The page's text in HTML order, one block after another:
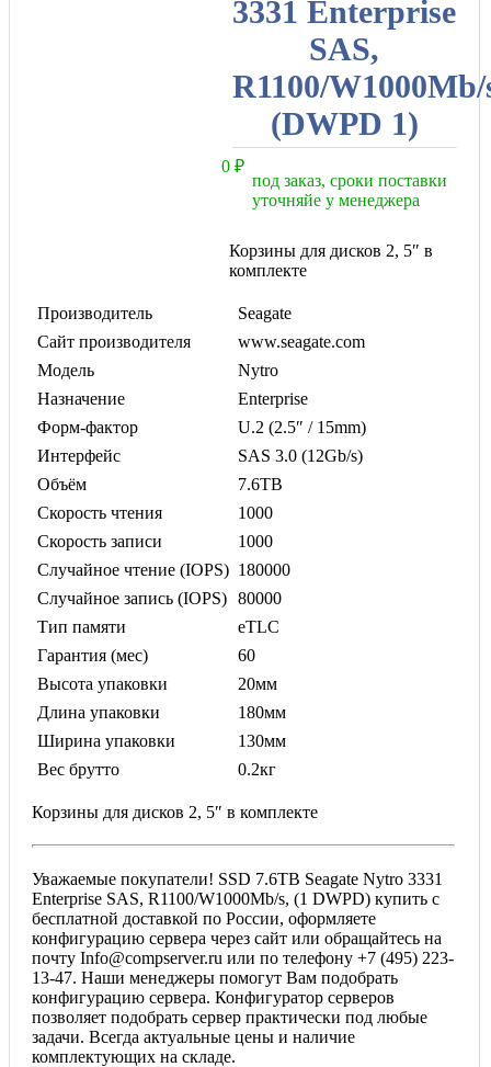
3331 Enterprise
SAS,
R1100/W1000Mb/
(DWPD 1)
0 ₽
под заказ, сроки поставки
уточняйе у менеджера
Корзины для дисков 2, 5″ в
комплекте
Производитель
Seagate
Сайт производителя
www.seagate.com
Модель
Nytro
Назначение
Enterprise
Форм-фактор
U.2 (2.5″ / 15mm)
Интерфейс
SAS 3.0 (12Gb/s)
Объём
7.6TB
Скорость чтения
1000
Скорость записи
1000
Случайное чтение (IOPS) 180000
Случайное запись (IOPS) 80000
Тип памяти
eTLC
Гарантия (мес)
60
Высота упаковки
20мм
Длина упаковки
180мм
Ширина упаковки
130мм
Вес брутто
0.2кг
Корзины для дисков 2, 5″ в комплекте
Уважаемые покупатели! SSD 7.6TB Seagate Nytro 3331
Enterprise SAS, R1100/W1000Mb/s, (1 DWPD) купить с
бесплатной доставкой по России, оформляете
конфигурацию сервера через сайт или обращайтесь на
почту Info@compserver.ru или по телефону +7 (495) 223-
13-47. Наши менеджеры помогут Вам подобрать
конфигурацию сервера. Конфигуратор серверов
позволяет подобрать сервер практически под любые
задачи. Всегда актуальные цены и наличие
комплектующих на складе.